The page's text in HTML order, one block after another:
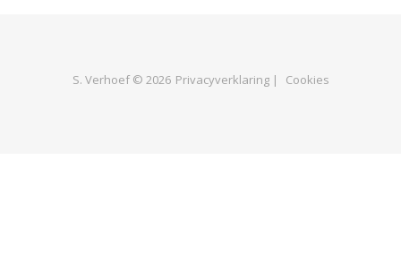
S. Verhoef © 2026 Privacyverklaring | Cookies